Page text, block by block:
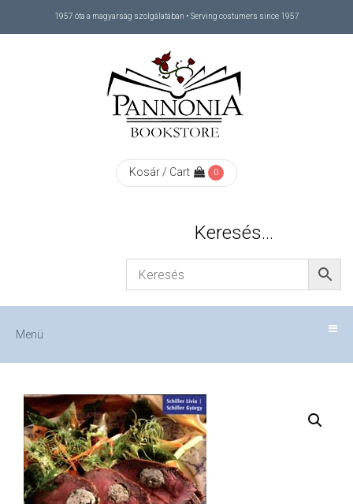
1957 óta a magyarság szolgálatában • Serving costumers since 1957
Kosár / Cart 0
Keresés…
Menü
SHOP